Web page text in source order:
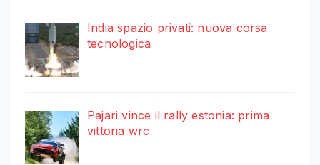
India spazio privati: nuova corsa
tecnologica
Pajari vince il rally estonia: prima
vittoria wrc